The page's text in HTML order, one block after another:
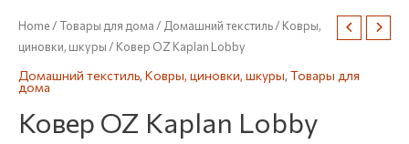
Home/Товары для дома/ Домашний текстиль/ Ковры,
циновки, шкуры/ Ковер OZ Kaplan Lobby
Домашний текстиль, Ковры, циновки, шкуры, Товары для
дома
Ковер OZ Kaplan Lobby